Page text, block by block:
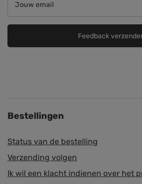
Jouw email
Feedback
Bestellingen
Status van de bestelling
Verzending volgen
Ik wil een klacht indienen over het